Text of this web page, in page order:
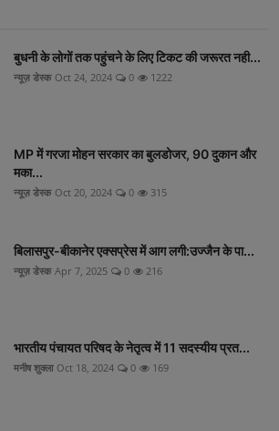
बुधनी के लोगों तक पहुंचने के लिए टिकट की जरूरत नही...
न्यूज़ डेस्क Oct 24, 2024 0 1222
MP में गरजा मोहन सरकार का बुलडोजर, 90 दुकान और
मका...
न्यूज़ डेस्क Oct 20, 2024 0 315
बिलासपुर-बीकानेर एक्सप्रेस में आग लगी:उज्जैन के पा...
न्यूज़ डेस्क Apr 7, 2025 0 216
भारतीय पंचायत परिषद के नेतृत्व में 11 सदस्यीय प्रत...
मनीष शुक्ला Oct 18, 2024 0 169